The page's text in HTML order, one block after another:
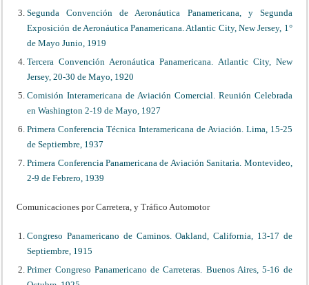
Segunda Convención de Aeronáutica Panamericana, y Segunda
Exposición de Aeronáutica Panamericana. Atlantic City, New Jersey, 1°
de Mayo Junio, 1919
Tercera Convención Aeronáutica Panamericana. Atlantic City, New
Jersey, 20-30 de Mayo, 1920
Comisión Interamericana de Aviación Comercial. Reunión Celebrada
en Washington 2-19 de Mayo, 1927
Primera Conferencia Técnica Interamericana de Aviación. Lima, 15-25
de Septiembre, 1937
Primera Conferencia Panamericana de Aviación Sanitaria. Montevideo,
2-9 de Febrero, 1939
Comunicaciones por Carretera, y Tráfico Automotor
Congreso Panamericano de Caminos. Oakland, California, 13-17 de
Septiembre, 1915
Primer Congreso Panamericano de Carreteras. Buenos Aires, 5-16 de